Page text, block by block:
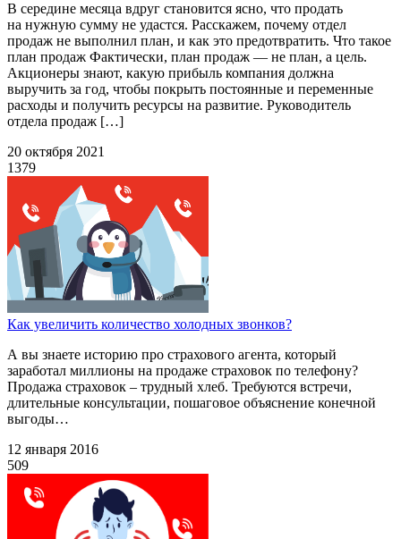
В середине месяца вдруг становится ясно, что продать
на нужную сумму не удастся. Расскажем, почему отдел
продаж не выполнил план, и как это предотвратить. Что такое
план продаж Фактически, план продаж — не план, а цель.
Акционеры знают, какую прибыль компания должна
выручить за год, чтобы покрыть постоянные и переменные
расходы и получить ресурсы на развитие. Руководитель
отдела продаж […]
20 октября 2021
1379
Как увеличить количество холодных звонков?
А вы знаете историю про страхового агента, который
заработал миллионы на продаже страховок по телефону?
Продажа страховок – трудный хлеб. Требуются встречи,
длительные консультации, пошаговое объяснение конечной
выгоды…
12 января 2016
509